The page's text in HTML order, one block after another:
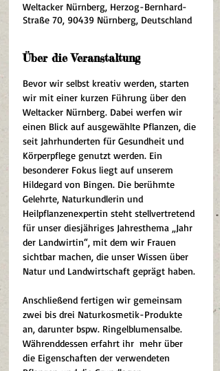
Weltacker Nürnberg, Herzog-Bernhard-
Straße 70, 90439 Nürnberg, Deutschland
Über die Veranstaltung
Bevor wir selbst kreativ werden, starten
wir mit einer kurzen Führung über den
Weltacker Nürnberg. Dabei werfen wir
einen Blick auf ausgewählte Pflanzen, die
seit Jahrhunderten für Gesundheit und
Körperpflege genutzt werden. Ein
besonderer Fokus liegt auf unserem
Hildegard von Bingen. Die berühmte
Gelehrte, Naturkundlerin und
Heilpflanzenexpertin steht stellvertretend
für unser diesjähriges Jahresthema „Jahr
der Landwirtin“, mit dem wir Frauen
sichtbar machen, die unser Wissen über
Natur und Landwirtschaft geprägt haben.
Anschließend fertigen wir gemeinsam
zwei bis drei Naturkosmetik-Produkte
an, darunter bspw. Ringelblumensalbe.
Währenddessen erfahrt ihr  mehr über
die Eigenschaften der verwendeten